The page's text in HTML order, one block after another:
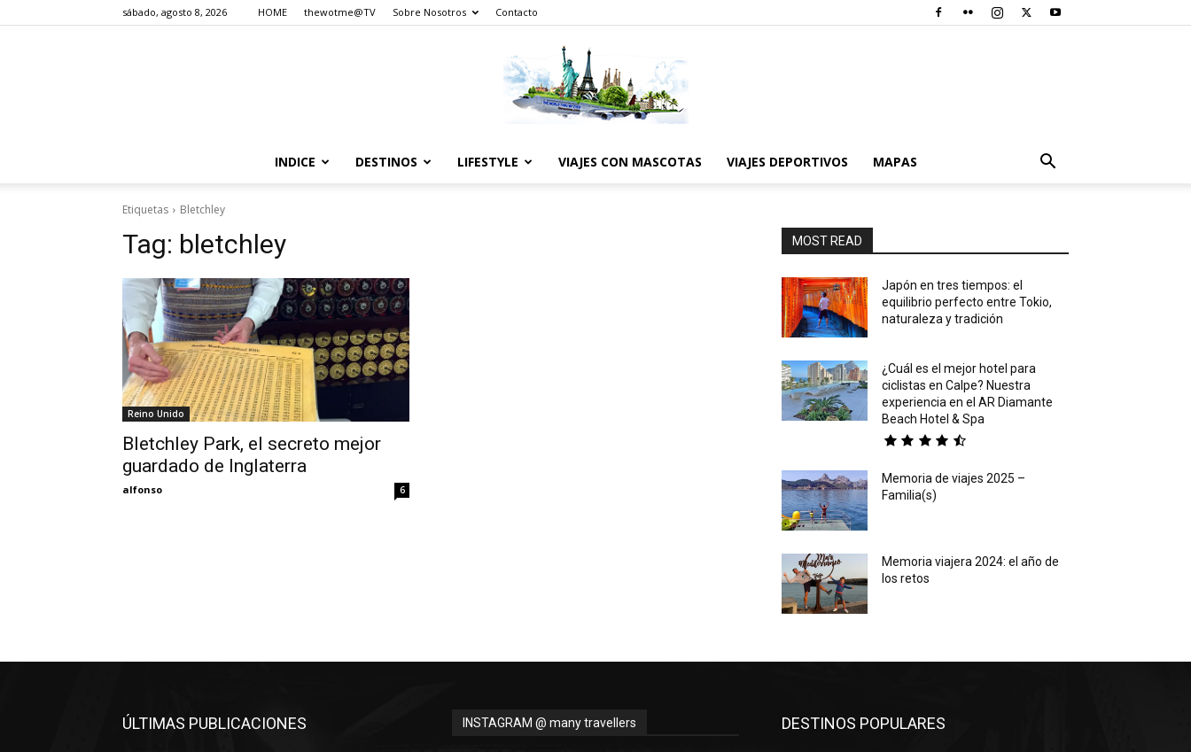
sábado, agosto 8, 2026 HOME thewotme@TV Sobre Nosotros Contacto
INDICE DESTINOS LIFESTYLE VIAJES CON MASCOTAS VIAJES DEPORTIVOS MAPAS
Etiquetas Bletchley
Tag: bletchley
Reino Unido
Bletchley Park, el secreto mejor
guardado de Inglaterra
alfonso 6
MOST READ
Japón en tres tiempos: el
equilibrio perfecto entre Tokio,
naturaleza y tradición
¿Cuál es el mejor hotel para
ciclistas en Calpe? Nuestra
experiencia en el AR Diamante
Beach Hotel & Spa
Memoria de viajes 2025 –
Familia(s)
Memoria viajera 2024: el año de
los retos
ÚLTIMAS PUBLICACIONES INSTAGRAM @ many travellers DESTINOS POPULARES